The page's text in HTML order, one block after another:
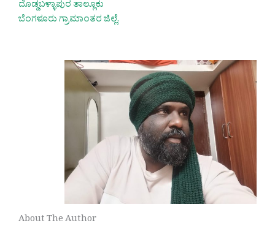
ದೊಡ್ಡಬಳ್ಳಾಪುರ ತಾಲ್ಲೂಕು
ಬೆಂಗಳೂರು ಗ್ರಾಮಾಂತರ ಜಿಲ್ಲೆ.
About The Author